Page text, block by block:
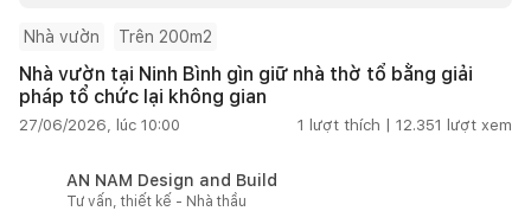
Nhà vườn Trên 200m2
Nhà vườn tại Ninh Bình gìn giữ nhà thờ tổ bằng giải
pháp tổ chức lại không gian
27/06/2026, lúc 10:00 1 lượt thích | 12.351 lượt xem
AN NAM Design and Build
Tư vấn, thiết kế - Nhà thầu